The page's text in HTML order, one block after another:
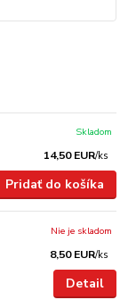
14,50 EUR/ks
Skladom
Pridať do košíka
8,50 EUR/ks
Nie je skladom
Detail